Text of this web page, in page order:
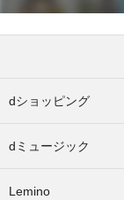
dショッピング
dミュージック
Lemino